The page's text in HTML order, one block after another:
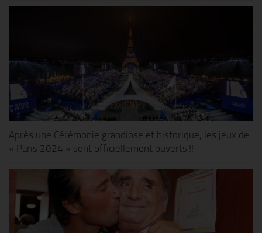
Après une Cérémonie grandiose et historique, les jeux de
« Paris 2024 » sont officiellement ouverts !!